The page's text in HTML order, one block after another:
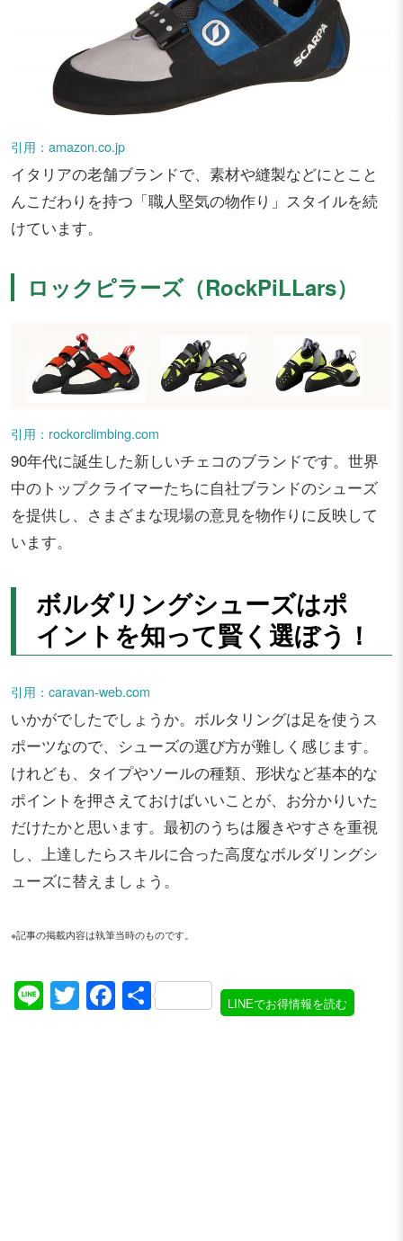
引用：amazon.co.jp
イタリアの老舗ブランドで、素材や縫製などにとこと
んこだわりを持つ「職人堅気の物作り」スタイルを続
けています。
ロックピラーズ（RockPiLLars）
引用：rockorclimbing.com
90年代に誕生した新しいチェコのブランドです。世界
中のトップクライマーたちに自社ブランドのシューズ
を提供し、さまざまな現場の意見を物作りに反映して
います。
ボルダリングシューズはポ
イントを知って賢く選ぼう！
引用：caravan-web.com
いかがでしたでしょうか。ボルタリングは足を使うス
ポーツなので、シューズの選び方が難しく感じます。
けれども、タイプやソールの種類、形状など基本的な
ポイントを押さえておけばいいことが、お分かりいた
だけたかと思います。最初のうちは履きやすさを重視
し、上達したらスキルに合った高度なボルダリングシ
ューズに替えましょう。
※記事の掲載内容は執筆当時のものです。
LineTwitter
Facebook
共 LINEでお得情報を読む